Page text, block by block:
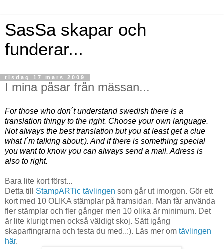
SasSa skapar och
funderar...
tisdag 17 mars 2009
I mina påsar från mässan...
For those who don´t understand swedish there is a
translation thingy to the right. Choose your own language.
Not always the best translation but you at least get a clue
what I´m talking about;). And if there is something special
you want to know you can always send a mail. Adress is
also to right.
Bara lite kort först...
Detta till StampARTic tävlingen som går ut imorgon. Gör ett
kort med 10 OLIKA stämplar på framsidan. Man får använda
fler stämplar och fler gånger men 10 olika är minimum. Det
är lite klurigt men också väldigt skoj. Sätt igång
skaparfingrarna och testa du med..:). Läs mer om tävlingen
här.